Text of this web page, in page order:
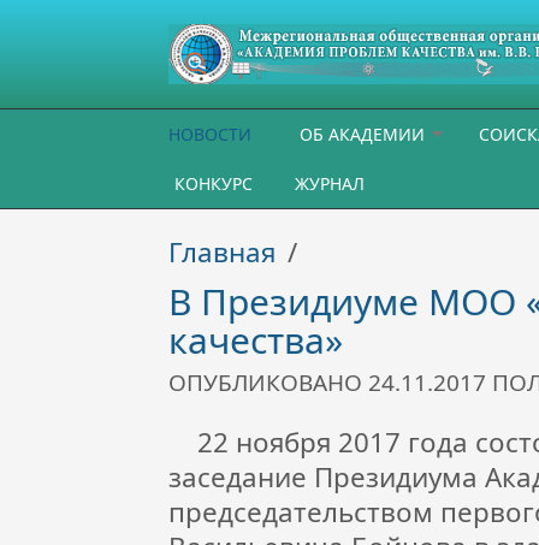
НОВОСТИ ОБ АКАДЕМИИ
КОНКУРС ЖУРНАЛ
Главная /
В Президиуме МОО
качества»
ОПУБЛИКОВАНО 24.11.2017
22 ноября 2017 года
заседание Президиума
председательством